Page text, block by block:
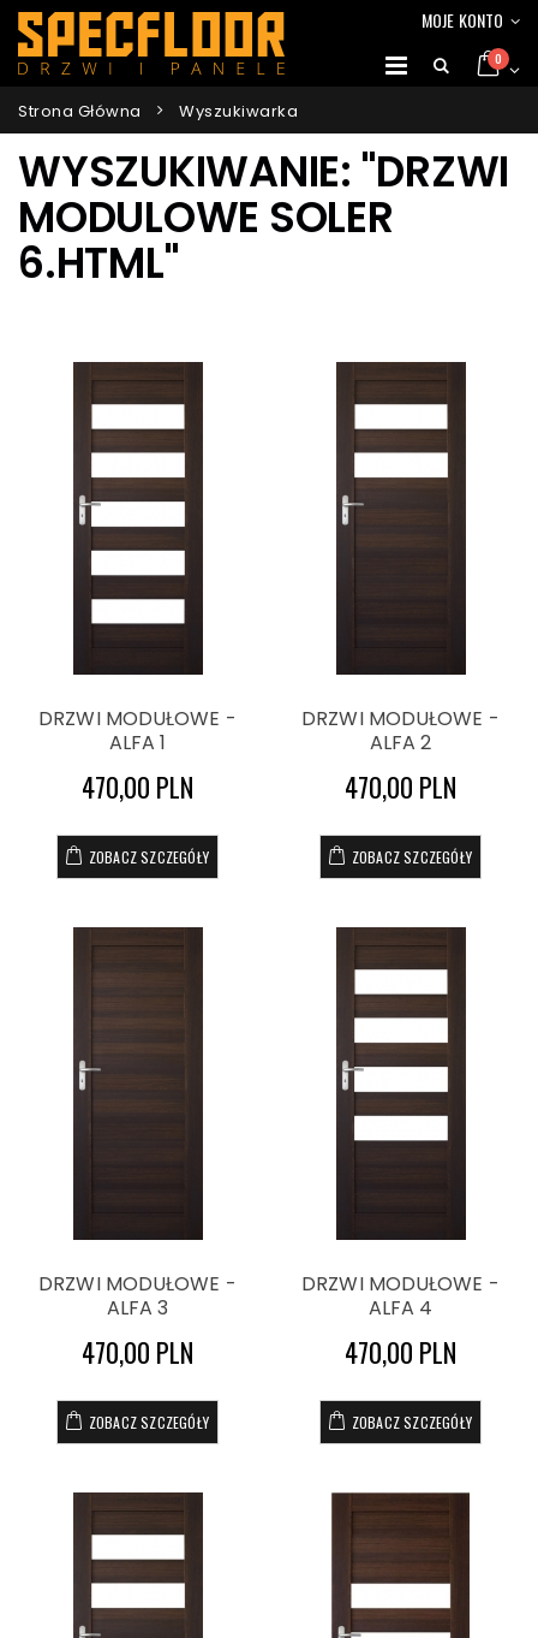
MOJE KONTO
0
Strona Główna Wyszukiwarka
WYSZUKIWANIE: "DRZWI
MODULOWE SOLER
6.HTML"
DRZWI MODUŁOWE -
ALFA 1
470,00 PLN
ZOBACZ SZCZEGÓŁY
DRZWI MODUŁOWE -
ALFA 2
470,00 PLN
ZOBACZ SZCZEGÓŁY
DRZWI MODUŁOWE -
ALFA 3
470,00 PLN
ZOBACZ SZCZEGÓŁY
DRZWI MODUŁOWE -
ALFA 4
470,00 PLN
ZOBACZ SZCZEGÓŁY